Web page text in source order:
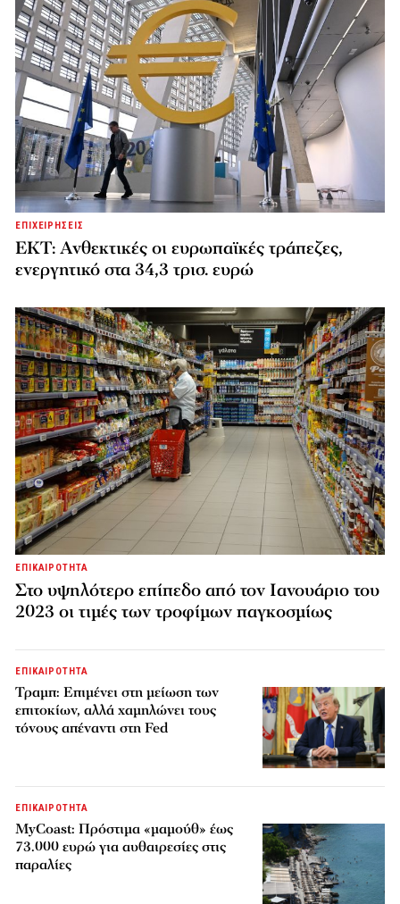
ΕΠΙΧΕΙΡΗΣΕΙΣ
ΕΚΤ: Ανθεκτικές οι ευρωπαϊκές τράπεζες,
ενεργητικό στα 34,3 τρισ. ευρώ
ΕΠΙΚΑΙΡΟΤΗΤΑ
Στο υψηλότερο επίπεδο από τον Ιανουάριο του
2023 οι τιμές των τροφίμων παγκοσμίως
ΕΠΙΚΑΙΡΟΤΗΤΑ
Τραμπ: Επιμένει στη μείωση των
επιτοκίων, αλλά χαμηλώνει τους
τόνους απέναντι στη Fed
ΕΠΙΚΑΙΡΟΤΗΤΑ
MyCoast: Πρόστιμα «μαμούθ» έως
73.000 ευρώ για αυθαιρεσίες στις
παραλίες